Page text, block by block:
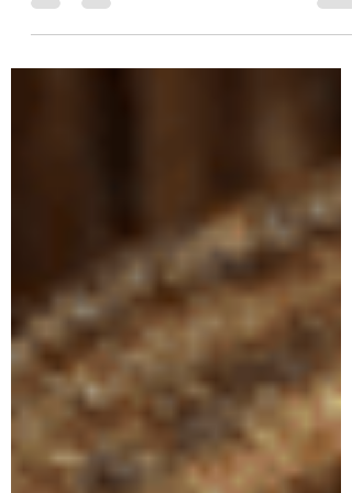
decouvrant la phagocytose et anticipé
le rôle essentiel du microbiote pour
notre equilibre et notre santé.